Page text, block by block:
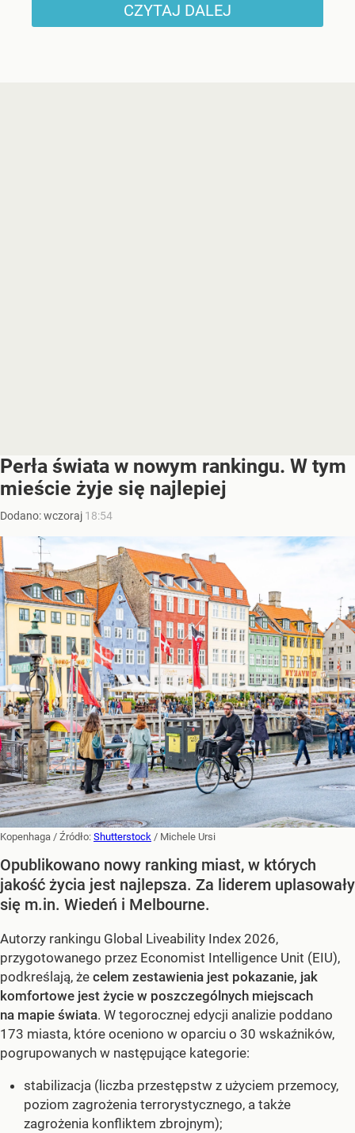
CZYTAJ DALEJ
Perła świata w nowym rankingu. W tym
mieście żyje się najlepiej
Dodano:wczoraj 18:54
Kopenhaga / Źródło: Shutterstock / Michele Ursi
Opublikowano nowy ranking miast, w których
jakość życia jest najlepsza. Za liderem uplasowały
się m.in. Wiedeń i Melbourne.
Autorzy rankingu Global Liveability Index 2026,
przygotowanego przez Economist Intelligence Unit (EIU),
podkreślają, że celem zestawienia jest pokazanie, jak
komfortowe jest życie w poszczególnych miejscach
na mapie świata. W tegorocznej edycji analizie poddano
173 miasta, które oceniono w oparciu o 30 wskaźników,
pogrupowanych w następujące kategorie:
stabilizacja (liczba przestępstw z użyciem przemocy,
poziom zagrożenia terrorystycznego, a także
zagrożenia konfliktem zbrojnym);